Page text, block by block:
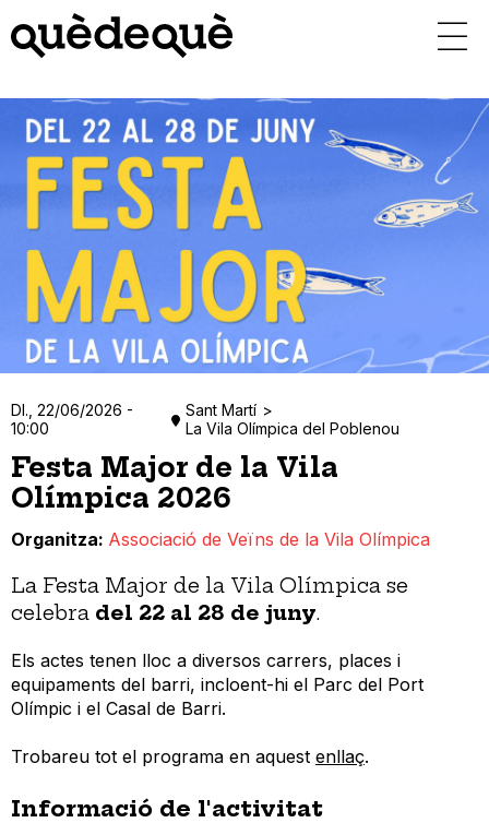
contingut
Dl., 22/06/2026 -
10:00
Sant Martí
La Vila Olímpica del Poblenou
Festa Major de la Vila
Olímpica 2026
Organitza Associació de Veïns de la Vila Olímpica
La Festa Major de la Vila Olímpica se
celebra del 22 al 28 de juny.
Els actes tenen lloc a diversos carrers, places i
equipaments del barri, incloent-hi el Parc del Port
Olímpic i el Casal de Barri.
Trobareu tot el programa en aquest enllaç.
Informació de l'activitat